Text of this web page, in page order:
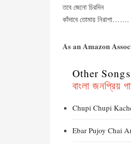
তবে জেনো চিরদিন
কাঁদাবে তোমায় নিরাশা…….
As an Amazon
Other
বাংলা জনপ্রিয়
Chupi Chupi
Ebar Pujoy Chai